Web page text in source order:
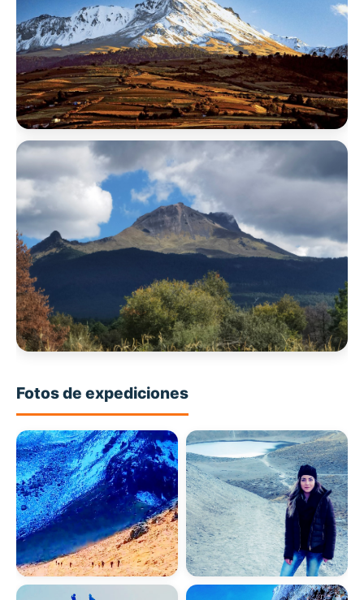
4,680 M.S.N.M.
Nevado de Toluca
Xinantécatl · 1 día · Intermedio
La Malinche
Matlalcueye · 1 día · Principiante
Fotos de expediciones